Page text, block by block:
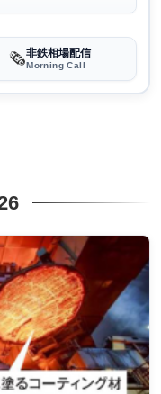
🗞️非鉄相場配信
Morning Call